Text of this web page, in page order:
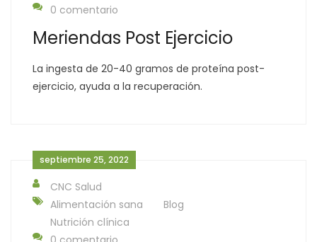
0 comentario
Meriendas Post Ejercicio
La ingesta de 20-40 gramos de proteína post-
ejercicio, ayuda a la recuperación.
septiembre 25, 2022
CNC Salud
Alimentación sana
Blog
Nutrición clínica